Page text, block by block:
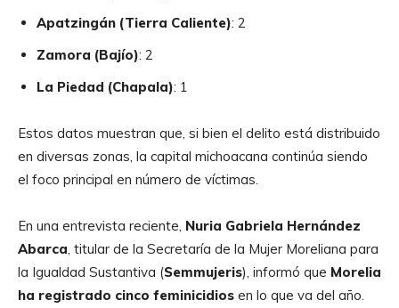
Apatzingán (Tierra Caliente): 2
Zamora (Bajío): 2
La Piedad (Chapala): 1
Estos datos muestran que, si bien el delito está distribuido
en diversas zonas, la capital michoacana continúa siendo
el foco principal en número de víctimas.
En una entrevista reciente, Nuria Gabriela Hernández
Abarca, titular de la Secretaría de la Mujer Moreliana para
la Igualdad Sustantiva (Semmujeris), informó que Morelia
ha registrado cinco feminicidios en lo que va del año.